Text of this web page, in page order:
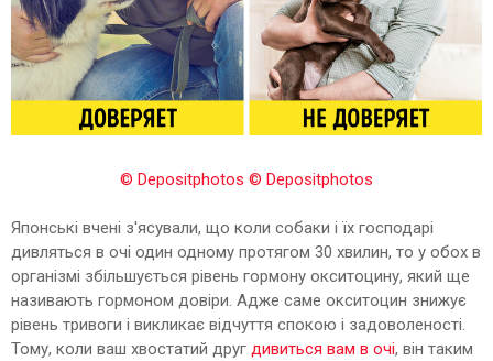
© Depositphotos © Depositphotos
Японські вчені з'ясували, що коли собаки і їх господарі
дивляться в очі один одному протягом 30 хвилин, то у обох в
організмі збільшується рівень гормону окситоцину, який ще
називають гормоном довіри. Адже саме окситоцин знижує
рівень тривоги і викликає відчуття спокою і задоволеності.
Тому, коли ваш хвостатий друг дивиться вам в очі, він таким